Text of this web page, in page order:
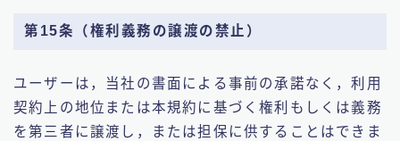
第15条（権利義務の譲渡の禁止）
ユーザーは，当社の書面による事前の承諾なく，利用
契約上の地位または本規約に基づく権利もしくは義務
を第三者に譲渡し，または担保に供することはできま